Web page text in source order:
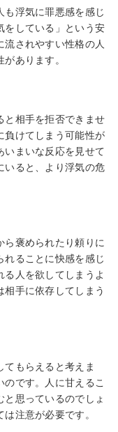
も浮気に罪悪感を感じ
をしている」という安
されやすい性格の人
あります。
と相手を拒否できませ
負けてしまう可能性が
いまいな反応を見せて
いると、より浮気の危
ら褒められたり頼りに
れることに快感を感じ
人を欲してしまうよ
相手に依存してしまう
てもらえると考えま
です。人に甘えるこ
と思っているのでしょ
注意が必要です。